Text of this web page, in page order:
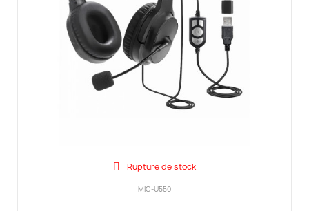
Rupture de stock
MIC-U550